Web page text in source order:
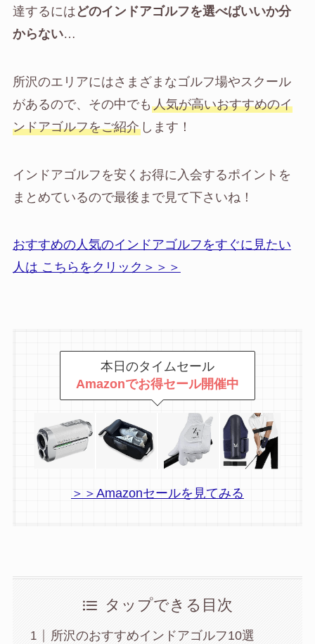
達するには どのインドアゴルフを選べばいいか分
からない…
所沢のエリアにはさまざまなゴルフ場やスクール
があるので、その中でも 人気が高いおすすめのイ
ンドアゴルフをご紹介します！
インドアゴルフを安くお得に入会するポイントを
まとめているので最後まで見て下さいね！
おすすめの人気のインドアゴルフをすぐに見たい
人は こちらをクリック＞＞＞
本日のタイムセール
Amazonでお得セール開催中
＞＞Amazonセールを見てみる
タップできる目次
所沢のおすすめインドアゴルフ10選